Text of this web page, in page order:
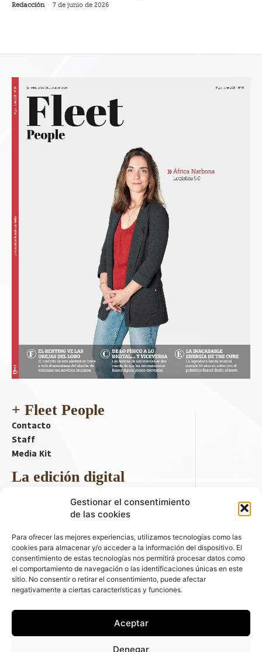
Gestionar el consentimiento
de las cookies
Para ofrecer las mejores experiencias, utilizamos tecnologías como las
cookies para almacenar y/o acceder a la información del dispositivo. El
consentimiento de estas tecnologías nos permitirá procesar datos como
el comportamiento de navegación o las identificaciones únicas en este
sitio. No consentir o retirar el consentimiento, puede afectar
negativamente a ciertas características y funciones.
Aceptar
Denegar
Redacción - 7 de junio de 2026
+ Fleet People
Contacto
Staff
Media Kit
La edición digital
Descargar último ejemplar
ir a hemeroteca
+ Contenido en redes sociales